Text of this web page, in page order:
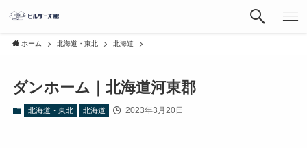
ホーム 北海道・東北 北海道
ダンホーム｜北海道河東郡
北海道・東北 北海道 2023年3月20日